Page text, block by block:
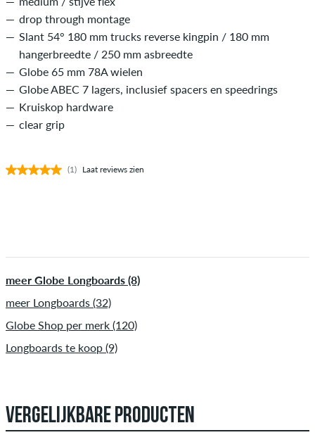
drop through montage
Slant 54° 180 mm trucks reverse kingpin / 180 mm
hangerbreedte / 250 mm asbreedte
Globe 65 mm 78A wielen
Globe ABEC 7 lagers, inclusief spacers en speedrings
Kruiskop hardware
clear grip
(1) Laat reviews zien
meer Globe Longboards (8)
meer Longboards (32)
Globe Shop per merk (120)
Longboards te koop (9)
VERGELIJKBARE PRODUCTEN